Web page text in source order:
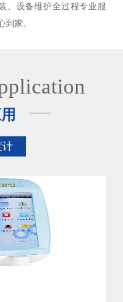
、设备维护全过程专业服
到家。
计